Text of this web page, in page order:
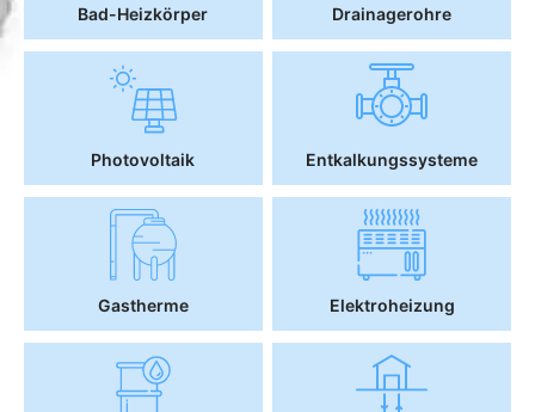
Bad-Heizkörper Drainagerohre
Photovoltaik Entkalkungssysteme
Gastherme Elektroheizung